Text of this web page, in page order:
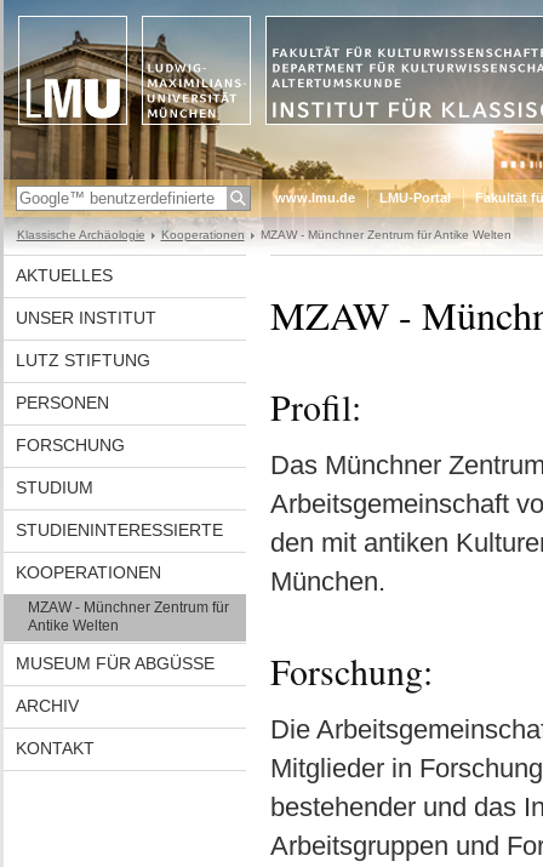
www.lmu.de LMU-Portal Fakultät
Klassische Archäologie Kooperationen MZAW - Münchner Zentrum für Antike Welten
AKTUELLES
UNSER INSTITUT
LUTZ STIFTUNG
PERSONEN
FORSCHUNG
STUDIUM
STUDIENINTERESSIERTE
KOOPERATIONEN
MZAW - Münchner Zentrum für
Antike Welten
MUSEUM FÜR ABGÜSSE
ARCHIV
KONTAKT
MZAW -
Profil:
Das Münchner
Arbeitsgemeinschaft
den mit antiken
München.
Forschung:
Die
Mitglieder in
bestehender und das
Arbeitsgruppen und